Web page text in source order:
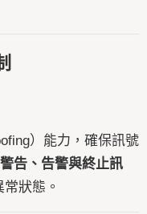
）能力，確保訊號
警告、告警與終止訊
狀態。